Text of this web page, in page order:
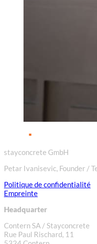
stayconcrete GmbH
Petar Ivanisevic, Founder /
Politique de confidentialité
Empreinte
Headquarter
Contern SA / Stayconcrete
Rue Paul Rischard, 11